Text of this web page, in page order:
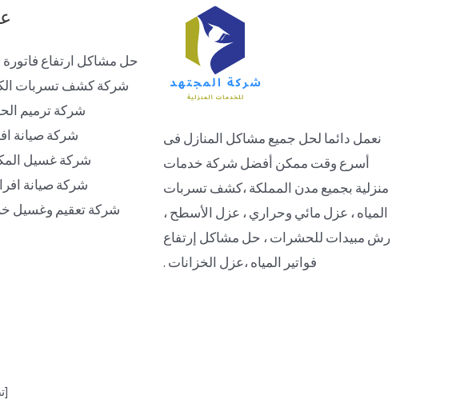
نعمل دائما لحل جميع مشاكل المنازل فى
أسرع وقت ممكن أفضل شركة خدمات
منزلية بجميع مدن المملكة ،كشف تسربات
المياه ، عزل مائي وحراري ، عزل الأسطح ،
رش مبيدات للحشرات ، حل مشاكل إرتفاع
فواتير المياه ،عزل الخزانات .
حل مشاكل ارتفاع فاتورة
شركة كشف تسربات
شركة ترميم
شركة صيانة
شركة غسيل
شركة صيانة
شركة تعقيم وغسيل